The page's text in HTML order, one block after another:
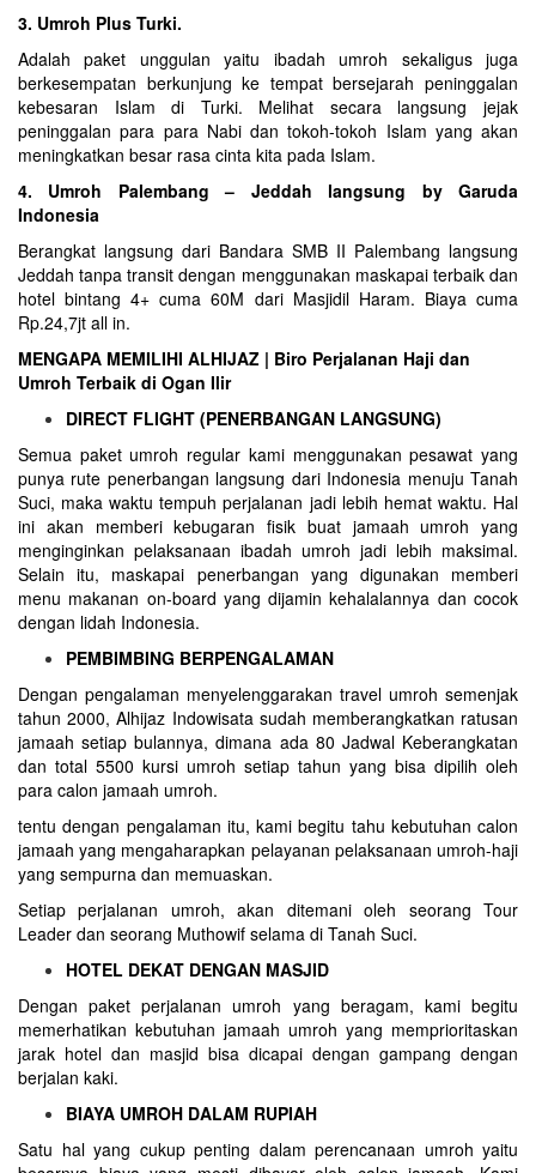
3. Umroh Plus Turki.
Adalah paket unggulan yaitu ibadah umroh sekaligus juga
berkesempatan berkunjung ke tempat bersejarah peninggalan
kebesaran Islam di Turki. Melihat secara langsung jejak
peninggalan para para Nabi dan tokoh-tokoh Islam yang akan
meningkatkan besar rasa cinta kita pada Islam.
4. Umroh Palembang – Jeddah langsung by Garuda
Indonesia
Berangkat langsung dari Bandara SMB II Palembang langsung
Jeddah tanpa transit dengan menggunakan maskapai terbaik dan
hotel bintang 4+ cuma 60M dari Masjidil Haram. Biaya cuma
Rp.24,7jt all in.
MENGAPA MEMILIHI ALHIJAZ | Biro Perjalanan Haji dan
Umroh Terbaik di Ogan Ilir
DIRECT FLIGHT (PENERBANGAN LANGSUNG)
Semua paket umroh regular kami menggunakan pesawat yang
punya rute penerbangan langsung dari Indonesia menuju Tanah
Suci, maka waktu tempuh perjalanan jadi lebih hemat waktu. Hal
ini akan memberi kebugaran fisik buat jamaah umroh yang
menginginkan pelaksanaan ibadah umroh jadi lebih maksimal.
Selain itu, maskapai penerbangan yang digunakan memberi
menu makanan on-board yang dijamin kehalalannya dan cocok
dengan lidah Indonesia.
PEMBIMBING BERPENGALAMAN
Dengan pengalaman menyelenggarakan travel umroh semenjak
tahun 2000, Alhijaz Indowisata sudah memberangkatkan ratusan
jamaah setiap bulannya, dimana ada 80 Jadwal Keberangkatan
dan total 5500 kursi umroh setiap tahun yang bisa dipilih oleh
para calon jamaah umroh.
tentu dengan pengalaman itu, kami begitu tahu kebutuhan calon
jamaah yang mengaharapkan pelayanan pelaksanaan umroh-haji
yang sempurna dan memuaskan.
Setiap perjalanan umroh, akan ditemani oleh seorang Tour
Leader dan seorang Muthowif selama di Tanah Suci.
HOTEL DEKAT DENGAN MASJID
Dengan paket perjalanan umroh yang beragam, kami begitu
memerhatikan kebutuhan jamaah umroh yang memprioritaskan
jarak hotel dan masjid bisa dicapai dengan gampang dengan
berjalan kaki.
BIAYA UMROH DALAM RUPIAH
Satu hal yang cukup penting dalam perencanaan umroh yaitu